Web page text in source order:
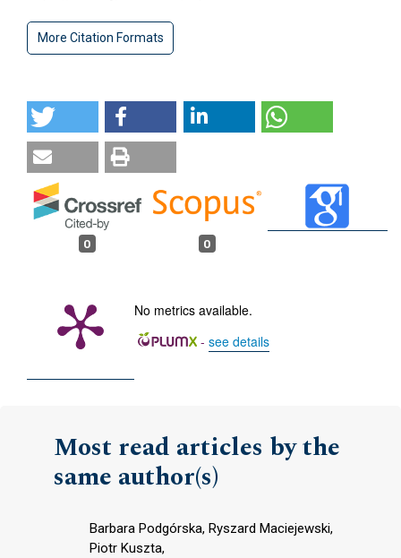
More Citation Formats
0 0
No metrics available.
- see details
Most read articles by the
same author(s)
Barbara Podgórska, Ryszard Maciejewski,
Piotr Kuszta,